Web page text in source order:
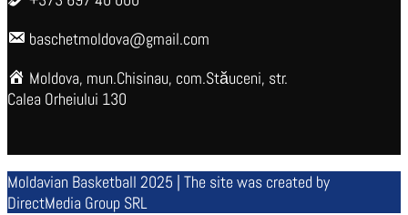
baschetmoldova@gmail.com
Moldova, mun.Chisinau, com.Stăuceni, str.
Calea Orheiului 130
Moldavian Basketball 2025 | The site was created by
DirectMedia Group SRL